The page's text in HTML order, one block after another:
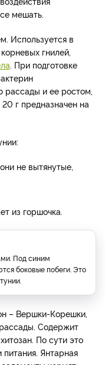
мешать.
Используется в
гнилей,
. При подготовке
и ее ростом,
г предназначен на
не вытянутые,
из горшочка.
Под синим
боковые побеги. Это
– Вершки-Корешки,
Содержит
По сути это
Янтарная